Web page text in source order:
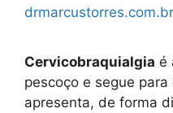
drmarcustorres.com.br
Cervicobraquialgia é
pescoço e segue
apresenta, de forma